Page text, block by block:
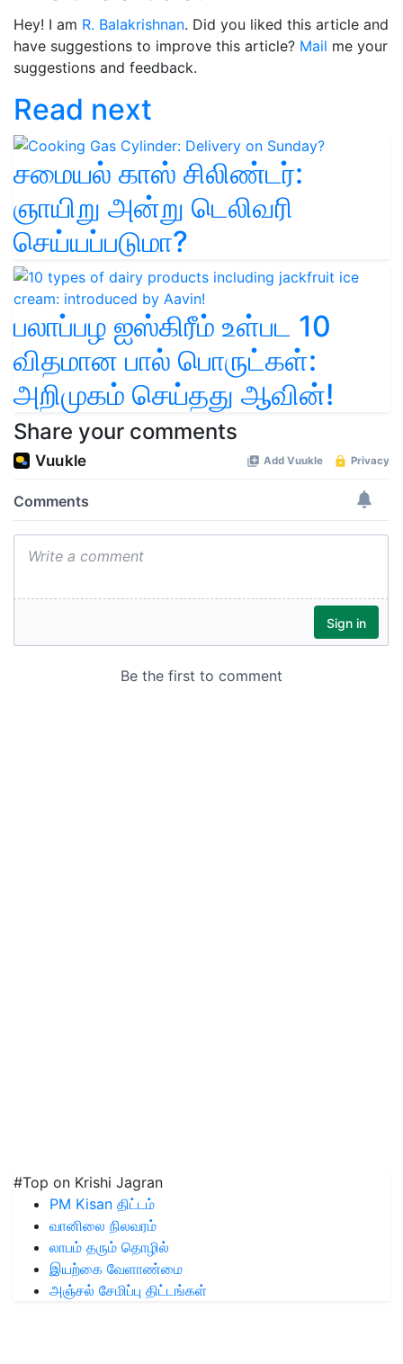
Hey! I am R. Balakrishnan. Did you liked this article and
have suggestions to improve this article? Mail me your
suggestions and feedback.
Read next
சமையல் காஸ் சிலிண்டர்:
ஞாயிறு அன்று டெலிவரி
செய்யப்படுமா?
பலாப்பழ ஐஸ்கிரீம் உள்பட 10
விதமான பால் பொருட்கள்:
அறிமுகம் செய்தது ஆவின்!
Share your comments
#Top on Krishi Jagran
PM Kisan திட்டம்
வானிலை நிலவரம்
லாபம் தரும் தொழில்
இயற்கை வேளாண்மை
அஞ்சல் சேமிப்பு திட்டங்கள்